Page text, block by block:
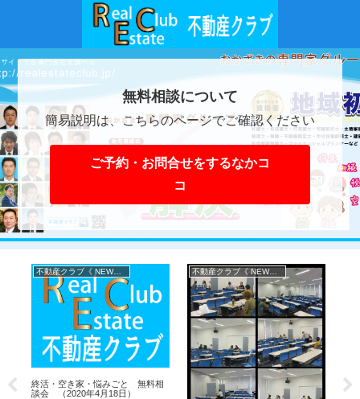
無料相談について
簡易説明は、こちらのページでご確認ください
ご予約・お問合せをするなかコ
コ
不動産クラブ《 NEWS 》
終活・空き家・悩みごと 無料相
談会 （2020年4月18日）
不動産クラブ《 NEWS 》